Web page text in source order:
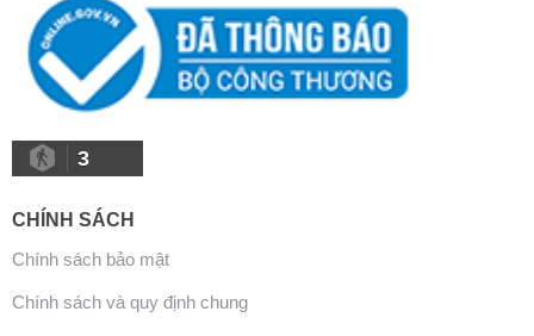
3
CHÍNH SÁCH
Chính sách bảo mật
Chính sách và quy định chung